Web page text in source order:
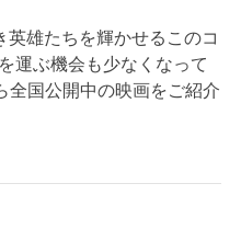
英雄たちを輝かせるこのコ
運ぶ機会も少なくなって
全国公開中の映画をご紹介